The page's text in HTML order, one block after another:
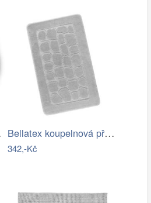
Bellatex koupelnová předložka BANY…
342,-Kč